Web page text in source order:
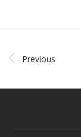
Previous